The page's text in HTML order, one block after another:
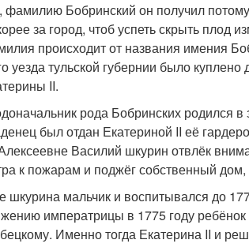
фамилию Бобринский он получил
за город, чтоб успеть скрыть плод
происходит от названия имения
уезда тульской губернии было
II.
рода Бобринских родился
был отдан Екатериной II её
Василий шкурин отвлёк
к пожарам и поджёг собственный
шкурина мальчик и воспитывался до
императрицы в 1775 году
Именно тогда Екатерина II и